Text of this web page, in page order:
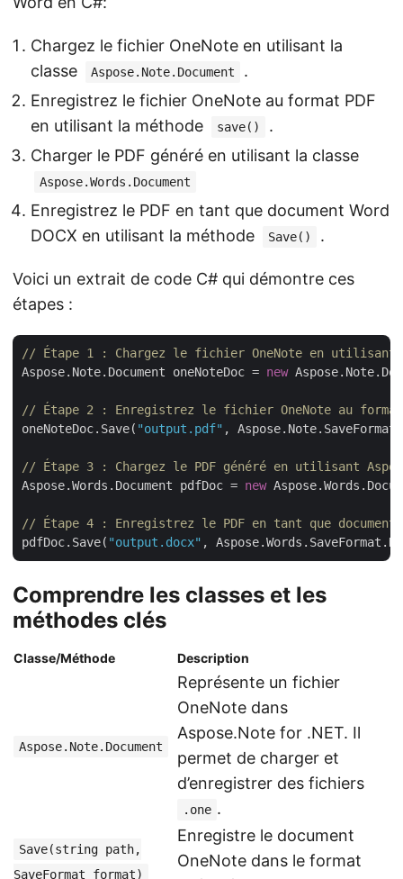
Chargez le fichier OneNote en utilisant la
classe
Aspose.Note.Document
.
Enregistrez le fichier OneNote au format PDF
en utilisant la méthode
save()
.
Charger le PDF généré en utilisant la classe
Aspose.Words.Document
Enregistrez le PDF en tant que document Word
DOCX en utilisant la méthode
Save() .
Voici un extrait de code C# qui démontre ces
étapes :
// Étape 1 : Chargez le fichier OneNote en utilisant
Aspose.Note.Document oneNoteDoc = new
// Étape 2 : Enregistrez le fichier OneNote au format
oneNoteDoc.Save( "output.pdf" ,
// Étape 3 : Chargez le PDF généré en utilisant
Aspose.Words.Document pdfDoc = new
// Étape 4 : Enregistrez le PDF en tant que document
pdfDoc.Save( "output.docx"
Comprendre les classes et les
méthodes clés
Classe/Méthode Description
Aspose.Note.Document
Représente un fichier
OneNote dans
Aspose.Note for .NET. Il
permet de charger et
d’enregistrer des fichiers
.one .
Save(string path,
SaveFormat format)
Enregistre le document
OneNote dans le format